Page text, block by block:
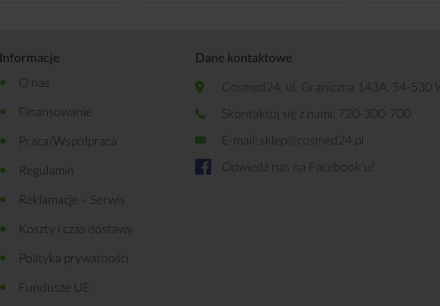
Informacje
O nas
Finansowanie
Praca/Współpraca
Regulamin
Reklamacje – Serwis
Koszty i czas dostawy
Polityka prywatności
Fundusze UE
Dane kontaktowe
Cosmed24, ul. Graniczna 143A, 54-530
Skontaktuj się z nami: 720-300-700
E-mail: sklep@cosmed24.pl
Odwiedź nas na Facebook’u!